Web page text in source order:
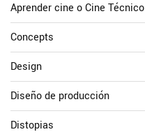
Aprender cine o Cine Técnico
Concepts
Design
Diseño de producción
Distopias